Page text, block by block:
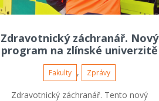
Zdravotnický záchranář. Nový
program na zlínské univerzitě
Fakulty , Zprávy
Zdravotnický záchranář. Tento nový